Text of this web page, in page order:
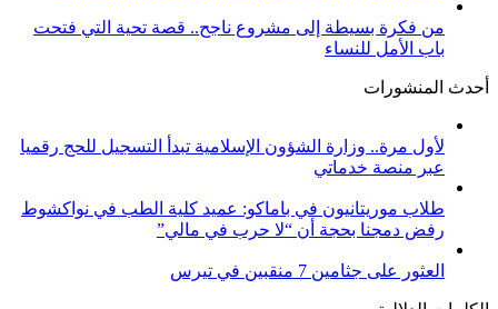
من فكرة بسيطة إلى مشروع ناجح.. قصة تحية التي فتحت
باب الأمل للنساء
أحدث المنشورات
لأول مرة.. وزارة الشؤون الإسلامية تبدأ التسجيل للحج رقميا
عبر منصة خدماتي
طلاب موريتانيون في باماكو: عميد كلية الطب في نواكشوط
رفض دمجنا بحجة أن “لا حرب في مالي”
العثور على جثامين 7 منقبين في تيرس